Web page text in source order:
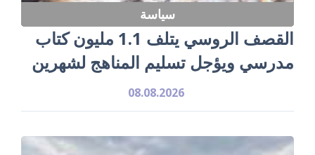
سياسة
القصف الروسي يتلف 1.1 مليون كتاب
مدرسي ويؤجل تسليم المناهج لشهرين
08.08.2026